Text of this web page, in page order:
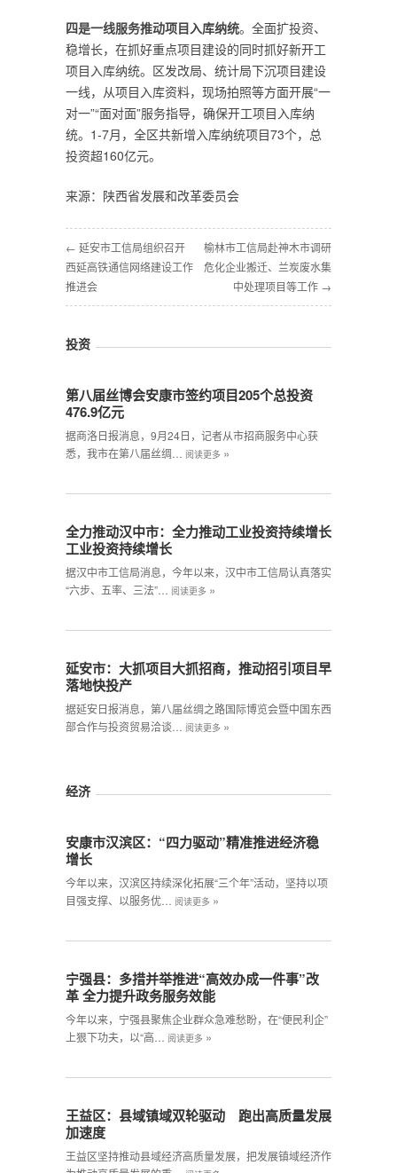
四是一线服务推动项目入库纳统。全面扩投资、
稳增长，在抓好重点项目建设的同时抓好新开工
项目入库纳统。区发改局、统计局下沉项目建设
一线，从项目入库资料，现场拍照等方面开展“一
对一”“面对面”服务指导，确保开工项目入库纳
统。1-7月，全区共新增入库纳统项目73个，总
投资超160亿元。
来源：陕西省发展和改革委员会
← 延安市工信局组织召开
西延高铁通信网络建设工作
推进会
榆林市工信局赴神木市调研
危化企业搬迁、兰炭废水集
中处理项目等工作 →
投资
第八届丝博会安康市签约项目205个总投资
476.9亿元
据商洛日报消息，9月24日，记者从市招商服务中心获
悉，我市在第八届丝绸…
阅读更多 »
全力推动汉中市：全力推动工业投资持续增长
工业投资持续增长
据汉中市工信局消息，今年以来，汉中市工信局认真落实
“六步、五率、三法”…
阅读更多 »
延安市：大抓项目大抓招商，推动招引项目早
落地快投产
据延安日报消息，第八届丝绸之路国际博览会暨中国东西
部合作与投资贸易洽谈…
阅读更多 »
经济
安康市汉滨区：“四力驱动”精准推进经济稳
增长
今年以来，汉滨区持续深化拓展“三个年”活动，坚持以项
目强支撑、以服务优…
阅读更多 »
宁强县：多措并举推进“高效办成一件事”改
革 全力提升政务服务效能
今年以来，宁强县聚焦企业群众急难愁盼，在“便民利企”
上狠下功夫，以“高…
阅读更多 »
王益区：县域镇域双轮驱动 跑出高质量发展
加速度
王益区坚持推动县域经济高质量发展，把发展镇域经济作